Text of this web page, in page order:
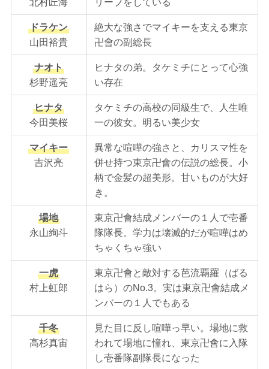
ドラケン
山田裕貴
絶大な強さでマイキーを支える東京
卍會の副総長
ナオト
杉野遥亮
ヒナタの弟。タケミチにとって心強
い存在
ヒナタ
今田美桜
タケミチの高校の同級生で、人生唯
一の彼女。明るい美少女
マイキー
吉沢亮
異常な喧嘩の強さと、カリスマ性を
併せ持つ東京卍會の伝説の総長。小
柄で金髪の超美形。甘いものが大好
き。
場地
永山絢斗
東京卍會結成メンバーの１人で壱番
隊隊長。学力は壊滅的だが喧嘩はめ
ちゃくちゃ強い
一虎
村上虹郎
東京卍會と敵対する芭流覇羅（ばる
はら）のNo.3。実は東京卍會結成メ
ンバーの１人でもある
千冬
高杉真宙
見た目に反し喧嘩っ早い。場地に救
われて場地に憧れ、東京卍會に入隊
し壱番隊副隊長になった